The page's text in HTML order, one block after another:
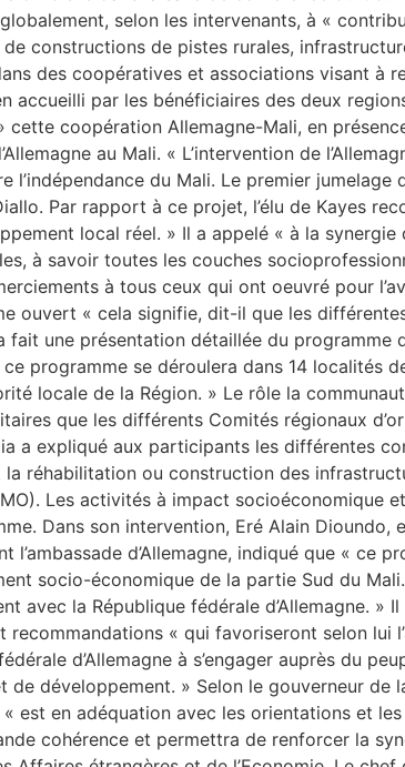
selon les intervenants, à «
constructions de pistes rurales,
des coopératives et associations visant à
accueilli par les bénéficiaires des deux
cette coopération Allemagne-Mali, en
au Mali. « L’intervention de
du Mali. Le premier
Par rapport à ce projet, l’élu de Kayes
local réel. » Il a appelé « à la
à savoir toutes les couches
à tous ceux qui ont oeuvré pour
ouvert « cela signifie, dit-il que les
fait une présentation détaillée du
programme se déroulera dans 14 localités
locale de la Région. » Le rôle la
que les différents Comités régionaux
a expliqué aux participants les différentes
réhabilitation ou construction des
Les activités à impact socioéconomique
Dans son intervention, Eré Alain
l’ambassade d’Allemagne, indiqué que « ce
socio-économique de la partie Sud du
avec la République fédérale d’Allemagne. »
« qui favoriseront selon lui
d’Allemagne à s’engager auprès du
développement. » Selon le gouverneur de
est en adéquation avec les orientations et
cohérence et permettra de renforcer la